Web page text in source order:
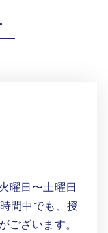
曜日〜土曜日
間中でも、授
ございます。